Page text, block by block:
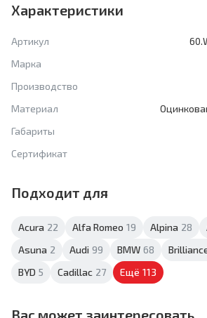
Характеристики
Артикул
Марка
Производство
Материал
Габариты
Сертификат
Подходит для
Acura 22 Alfa Romeo 19 Alpina 28
Asuna 2 Audi 99 BMW 68
BYD 5 Cadillac 27 Ещё 113
Вас может заинтересовать